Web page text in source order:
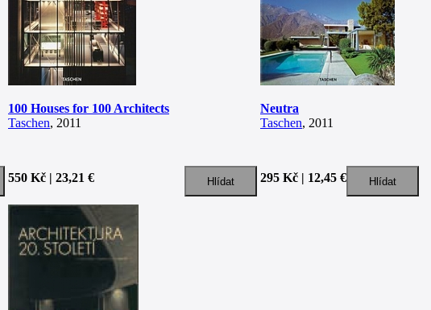
100 Houses for 100 Architects
Taschen, 2011
550 Kč | 23,21 €
Neutra
Taschen, 2011
295 Kč | 12,45 €